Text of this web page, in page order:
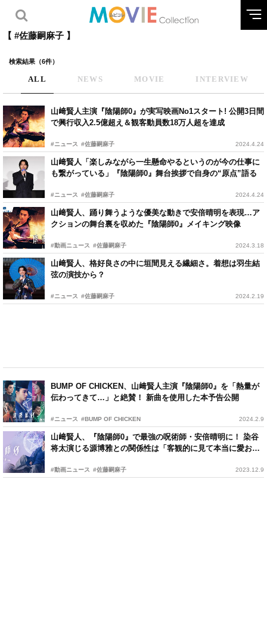
【 #佐藤嗣麻子 】
検索結果（6件）
ALL NEWS MOVIE INTERVIEW
山﨑賢人主演『陰陽師0』が実写映画No1スタート! 公開3日間
で興行収入2.5億超え＆観客動員数18万人超を達成
#ニュース #佐藤嗣麻子 2024.4.24
山﨑賢人「楽しみながら一生懸命やるというのが今の仕事に
も繋がっている」『陰陽師0』舞台挨拶で自身の“原点”語る
#ニュース #佐藤嗣麻子 2024.4.24
山﨑賢人、踊り舞うような優美な動きで安倍晴明を表現…ア
クションの舞台裏を収めた『陰陽師0』メイキング映像
#動画ニュース #佐藤嗣麻子 2024.3.18
山﨑賢人、格好良さの中に垣間見える繊細さ。着想は羽生結
弦の演技から？
#ニュース #佐藤嗣麻子 2024.2.19
BUMP OF CHICKEN、山﨑賢人主演『陰陽師0』を「熱量が
伝わってきて…」と絶賛！ 新曲を使用した本予告公開
#ニュース #BUMP OF CHICKEN 2024.2.9
山﨑賢人、『陰陽師0』で最強の呪術師・安倍晴明に！ 染谷
将太演じる源博雅との関係性は「客観的に見て本当に愛おし
#動画ニュース #佐藤嗣麻子 2023.12.9